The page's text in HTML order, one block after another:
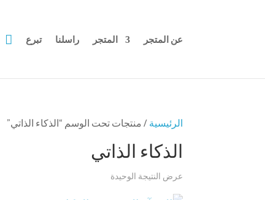
عن المتجر المتجر راسلنا تبرع 
الرئيسية / منتجات تحت الوسم “الذكاء الذاتي”
الذكاء الذاتي
عرض النتيجة الوحيدة